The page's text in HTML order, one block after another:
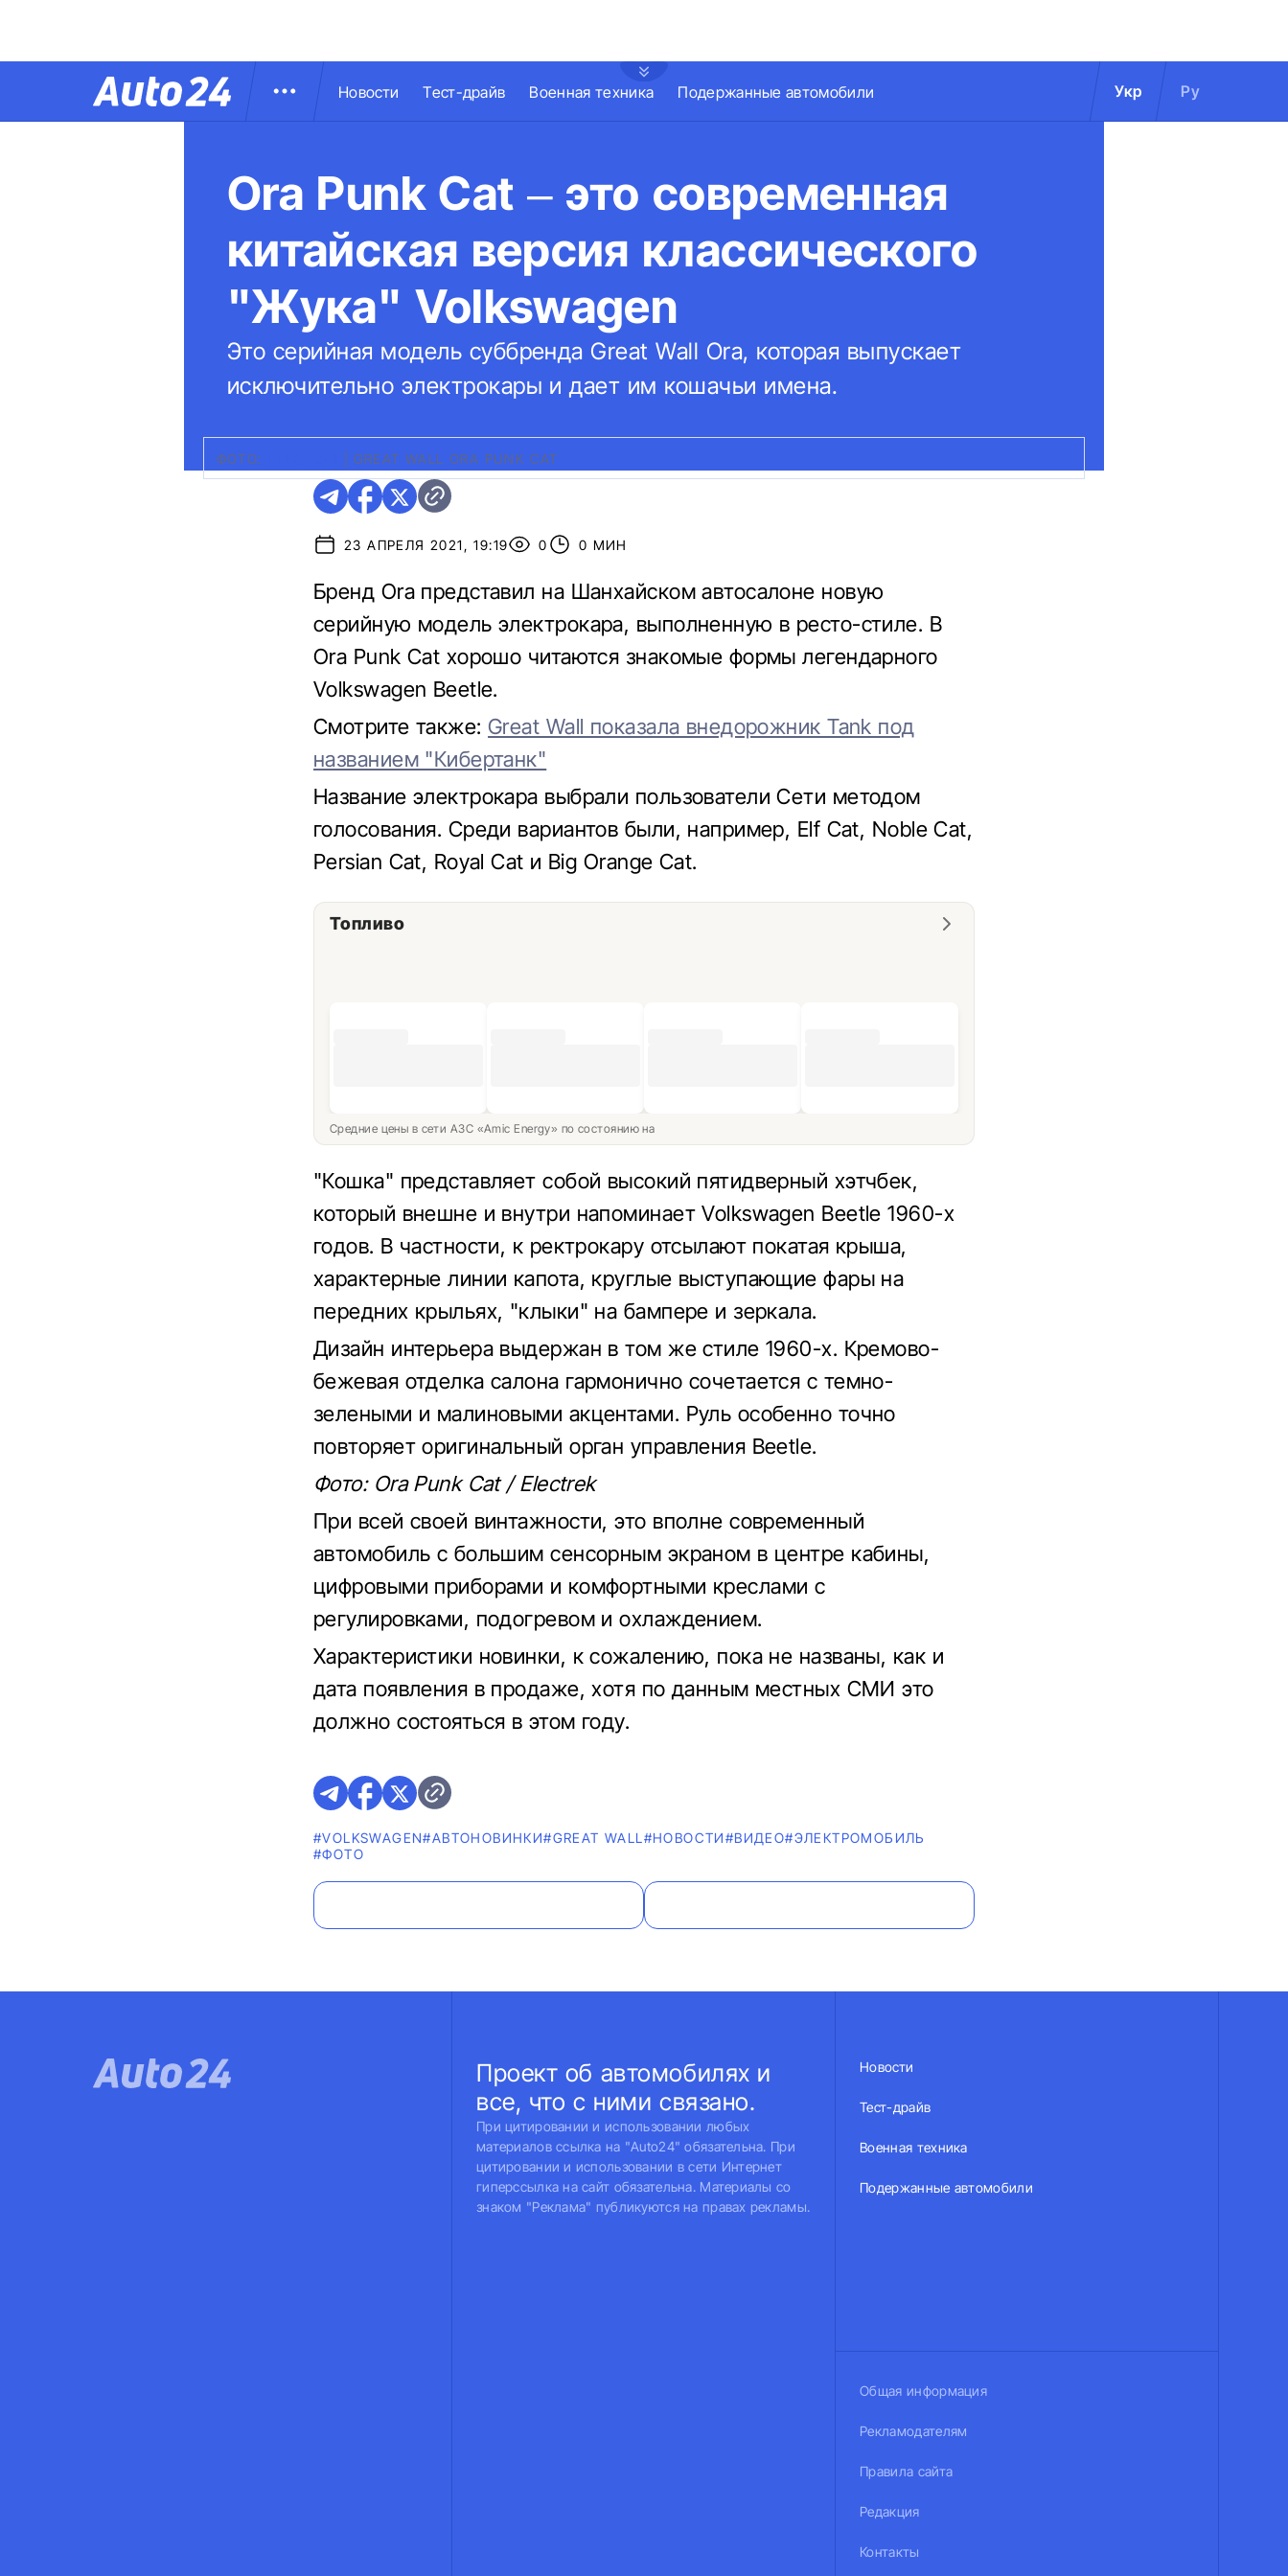
Новости Тест-драйв Военная техника Подержанные автомобили Укр Ру
Ora Punk Cat – это современная
китайская версия классического
"Жука" Volkswagen
Это серийная модель суббренда Great Wall Ora, которая выпускает
исключительно электрокары и дает им кошачьи имена.
ФОТО: GREAT WALL ORA PUNK CAT
23 АПРЕЛЯ 2021, 19:19 0 0 МИН
Бренд Ora представил на Шанхайском автосалоне новую
серийную модель электрокара, выполненную в ресто-стиле. В
Ora Punk Cat хорошо читаются знакомые формы легендарного
Volkswagen Beetle.
Смотрите также:Great Wall показала внедорожник Tank под
названием "Кибертанк"
Название электрокара выбрали пользователи Сети методом
голосования. Среди вариантов были, например, Elf Cat, Noble Cat,
Persian Cat, Royal Cat и Big Orange Cat.
Топливо
Средние цены в сети АЗС «Amic Energy» по состоянию на
"Кошка" представляет собой высокий пятидверный хэтчбек,
который внешне и внутри напоминает Volkswagen Beetle 1960-х
годов. В частности, к ректрокару отсылают покатая крыша,
характерные линии капота, круглые выступающие фары на
передних крыльях, "клыки" на бампере и зеркала.
Дизайн интерьера выдержан в том же стиле 1960-х. Кремово-
бежевая отделка салона гармонично сочетается с темно-
зелеными и малиновыми акцентами. Руль особенно точно
повторяет оригинальный орган управления Beetle.
Фото: Ora Punk Cat / Electrek
При всей своей винтажности, это вполне современный
автомобиль с большим сенсорным экраном в центре кабины,
цифровыми приборами и комфортными креслами с
регулировками, подогревом и охлаждением.
Характеристики новинки, к сожалению, пока не названы, как и
дата появления в продаже, хотя по данным местных СМИ это
должно состояться в этом году.
#VOLKSWAGEN#AВТОНОВИНКИ#GREAT WALL #НОВОСТИ#ВИДЕО#ЭЛЕКТРОМОБИЛЬ
#ФОТО
Проект об автомобилях и
все, что с ними связано.
При цитировании и использовании любых
материалов ссылка на "Auto24" обязательна. При
цитировании и использовании в сети Интернет
гиперссылка на сайт обязательна. Материалы со
знаком "Реклама" публикуются на правах рекламы.
Новости
Тест-драйв
Военная техника
Подержанные автомобили
Общая информация
Рекламодателям
Правила сайта
Редакция
Контакты